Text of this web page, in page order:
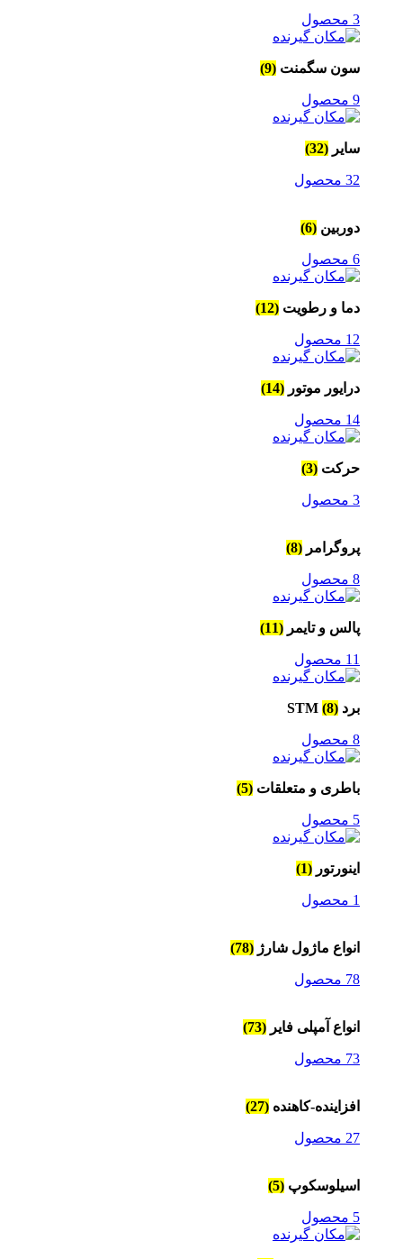
3 محصول
سون سگمنت (9)
9 محصول
سایر (32)
32 محصول
دوربین (6)
6 محصول
دما و رطویت (12)
12 محصول
درایور موتور (14)
14 محصول
حرکت (3)
3 محصول
پروگرامر (8)
8 محصول
پالس و تایمر (11)
11 محصول
برد STM (8)
8 محصول
باطری و متعلقات (5)
5 محصول
اینورتور (1)
1 محصول
انواع ماژول شارژ (78)
78 محصول
انواع آمپلی فایر (73)
73 محصول
افزاینده-کاهنده (27)
27 محصول
اسیلوسکوپ (5)
5 محصول